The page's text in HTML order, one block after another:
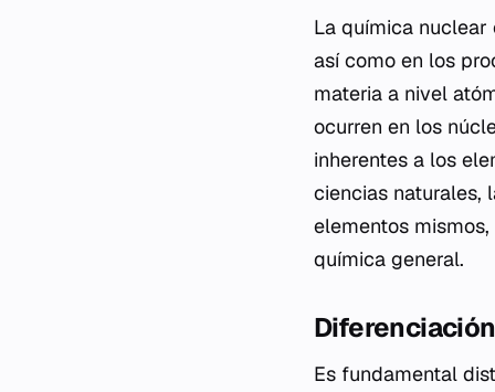
La química
así como en los
materia a nivel
ocurren en los
inherentes a los
ciencias naturales,
elementos
química general.
Es fundamental